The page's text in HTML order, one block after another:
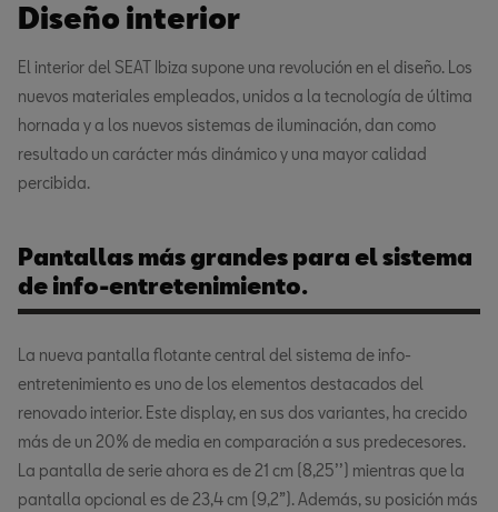
Diseño interior
El interior del SEAT Ibiza supone una revolución en el diseño. Los
nuevos materiales empleados, unidos a la tecnología de última
hornada y a los nuevos sistemas de iluminación, dan como
resultado un carácter más dinámico y una mayor calidad
percibida.
Pantallas más grandes para el sistema
de info-entretenimiento.
La nueva pantalla flotante central del sistema de info-
entretenimiento es uno de los elementos destacados del
renovado interior. Este display, en sus dos variantes, ha crecido
más de un 20% de media en comparación a sus predecesores.
La pantalla de serie ahora es de 21 cm (8,25’’) mientras que la
pantalla opcional es de 23,4 cm (9,2”). Además, su posición más